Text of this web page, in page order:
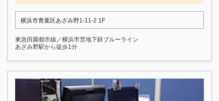
横浜市青葉区あざみ野1-11-2 1F
東急田園都市線／横浜市営地下鉄ブルーライン
あざみ野駅から徒歩1分